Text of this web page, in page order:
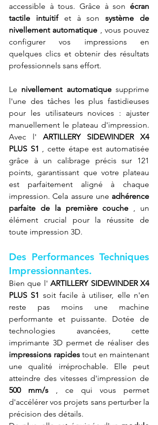
accessible à tous. Grâce à son écran
tactile intuitif et à son système de
nivellement automatique , vous pouvez
configurer vos impressions en
quelques clics et obtenir des résultats
professionnels sans effort.
Le nivellement automatique supprime
l'une des tâches les plus fastidieuses
pour les utilisateurs novices : ajuster
manuellement le plateau d'impression.
Avec l' ARTILLERY SIDEWINDER X4
PLUS S1 , cette étape est automatisée
grâce à un calibrage précis sur 121
points, garantissant que votre plateau
est parfaitement aligné à chaque
impression. Cela assure une adhérence
parfaite de la première couche , un
élément crucial pour la réussite de
toute impression 3D.
Des Performances Techniques
Impressionnantes.
Bien que l' ARTILLERY SIDEWINDER X4
PLUS S1 soit facile à utiliser, elle n'en
reste pas moins une machine
performante et puissante. Dotée de
technologies avancées, cette
impressions rapides tout en maintenant
une qualité irréprochable. Elle peut
500 mm/s , ce qui vous permet
d'accélérer vos projets sans perturber la
précision des détails.